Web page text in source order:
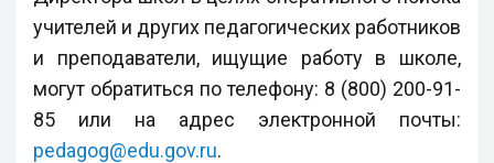
учителей и других педагогических работников
и преподаватели, ищущие работу в школе,
могут обратиться по телефону: 8 (800) 200-91-
85 или на адрес электронной почты:
pedagog@edu.gov.ru.